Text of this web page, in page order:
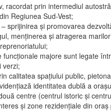
racordat prin intermediul
Regiunea Sud-Vest;
sprijinirea şi promovarea
menţinerea şi atragerea
majore sunt legate
verzi;
calitatea spaţiului public,
identitatea dublă a
centre (centrul istoric şi
şi zone rezidenţiale din oraş